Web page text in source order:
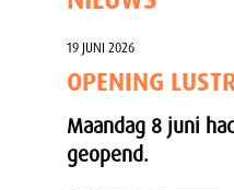
19 JUNI 2026
OPENING
Maandag 8 juni
geopend.